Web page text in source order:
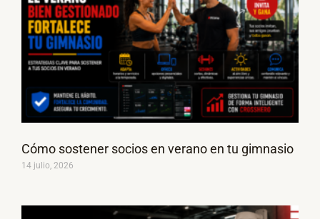
Cómo sostener socios en verano en tu gimnasio
14 julio, 2026